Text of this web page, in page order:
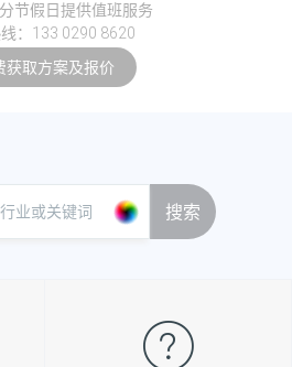
节假日提供值班服务
：133 0290 8620
获取方案及报价
搜索